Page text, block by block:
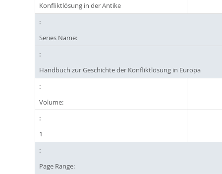
Konfliktlösung in der Antike
Series Name:
Handbuch zur Geschichte der Konfliktlösung in Europa
Volume:
1
Page Range: